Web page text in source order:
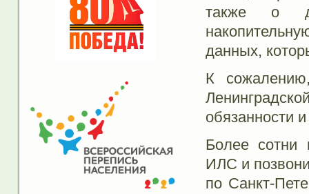
также о
данных,
К
обязанности
Более сотни
ИЛС и
по Санкт-